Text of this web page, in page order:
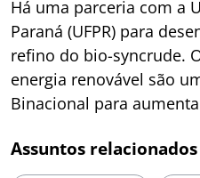
Há uma parceria com a
Paraná (UFPR) para
refino do bio-syncrude.
energia renovável são
Binacional para
Assuntos relacionados